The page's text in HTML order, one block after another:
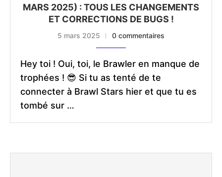
MARS 2025) : TOUS LES CHANGEMENTS
ET CORRECTIONS DE BUGS !
5 mars 2025 0 commentaires
Hey toi ! Oui, toi, le Brawler en manque de
trophées ! 😎 Si tu as tenté de te
connecter à Brawl Stars hier et que tu es
tombé sur …